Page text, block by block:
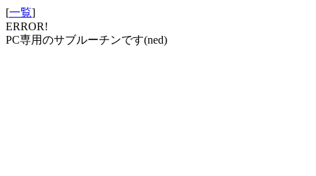
[一覧]
ERROR!
PC専用のサブルーチンです(ned)